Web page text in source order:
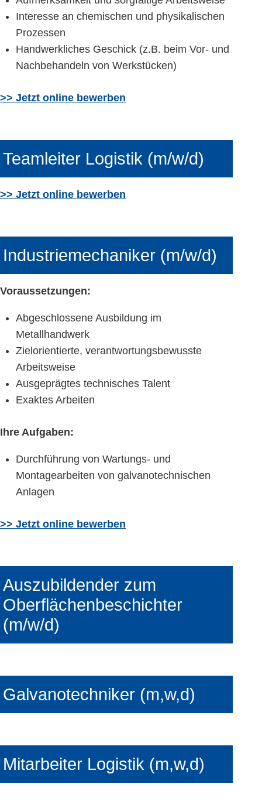
Interesse an chemischen und physikalischen
Prozessen
Handwerkliches Geschick (z.B. beim Vor- und
Nachbehandeln von Werkstücken)
>> Jetzt online bewerben
Teamleiter Logistik (m/w/d)
>> Jetzt online bewerben
Industriemechaniker (m/w/d)
Voraussetzungen:
Abgeschlossene Ausbildung im
Metallhandwerk
Zielorientierte, verantwortungsbewusste
Arbeitsweise
Ausgeprägtes technisches Talent
Exaktes Arbeiten
Ihre Aufgaben:
Durchführung von Wartungs- und
Montagearbeiten von galvanotechnischen
Anlagen
>> Jetzt online bewerben
Auszubildender zum
Oberflächenbeschichter
(m/w/d)
Galvanotechniker (m,w,d)
Mitarbeiter Logistik (m,w,d)